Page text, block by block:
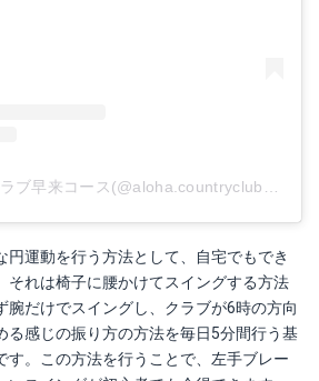
アロハカントリークラブ早来コース(@aloha.countryclub)がシェアした投稿
円運動を行う方法として、自宅でもでき
それは椅子に腰かけてスイングする方法
腕だけでスイングし、クラブが6時の方向
る感じの振り方の方法を毎日5分間行う基
す。この方法を行うことで、左手ブレー